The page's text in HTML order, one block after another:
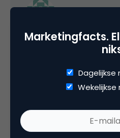
Is zeker voor een TV-
eerst’ selecteren. 😉
Ik juich vernieuwing op
recruitment toe, maar
gemengde gevoelens
Marketingfacts.
Dagelijkse
Wekelijkse